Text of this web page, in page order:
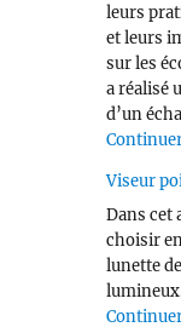
leurs
et leurs
sur les
a réalisé
d’un
Viseur
Dans cet
choisir
lunette